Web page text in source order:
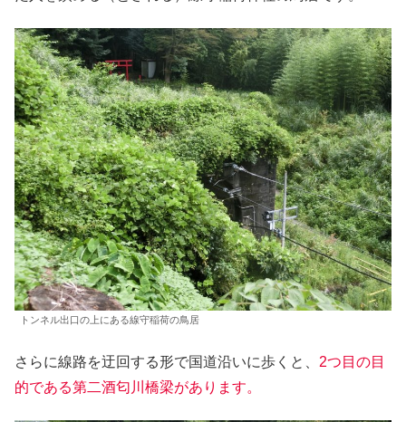
トンネル出口の上にある線守稲荷の鳥居
さらに線路を迂回する形で国道沿いに歩くと、 2つ目の目
的である第二酒匂川橋梁があります。